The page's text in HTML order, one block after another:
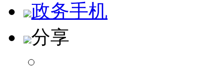
政务手机
分享